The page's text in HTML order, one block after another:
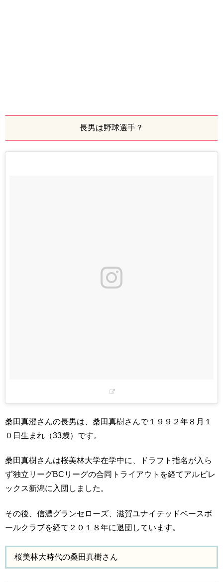
長男は野球選手？
桑田真澄さんの長男は、桑田真樹さんで１９９２年８月１
０日生まれ（33歳）です。
桑田真樹さんは桜美林大学在学中に、ドラフト指名が入ら
ず独立リーグBCリーグの合同トライアウトを経てアルビレ
ックス新潟に入団しました。
その後、信濃グランセローズ、滋賀ユナイテッドベースボ
ールクラブを経て２０１８年に退団しています。
桜美林大時代の桑田真樹さん